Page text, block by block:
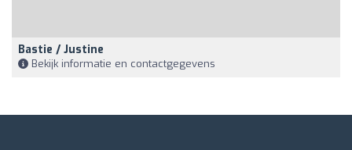
Bastie / Justine
Bekijk informatie en contactgegevens